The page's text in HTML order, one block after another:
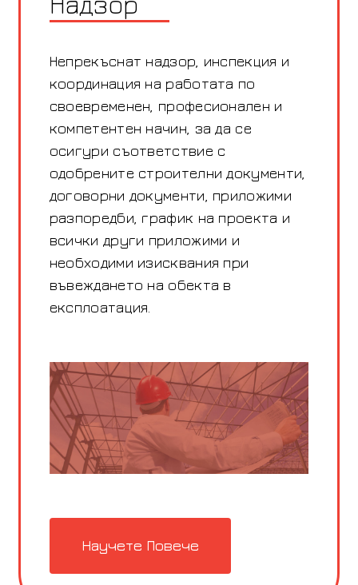
Непрекъснат надзор, инспекция и
координация на работата по
своевременен, професионален и
компетентен начин, за да се
осигури съответствие с
одобрените строителни документи,
договорни документи, приложими
разпоредби, график на проекта и
всички други приложими и
необходими изисквания при
въвеждането на обекта в
експлоатация.
Научете Повече